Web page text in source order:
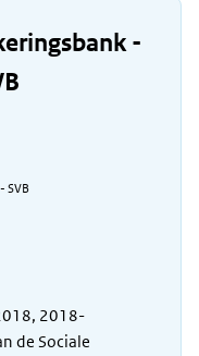
-
SVB
2018-
de Sociale